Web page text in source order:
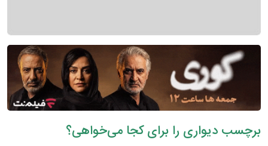
برچسب دیواری را برای کجا می‌خواهی؟